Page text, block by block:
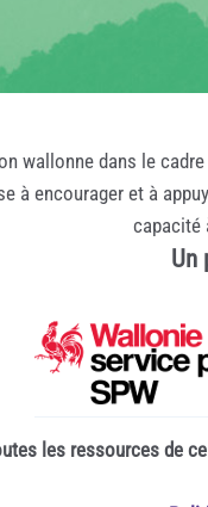
wallonne dans le
à encourager et à
capacité
Un
les ressources de